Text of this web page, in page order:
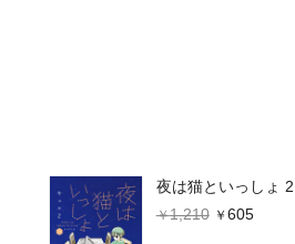
夜は猫といっしょ 2
1,210
605